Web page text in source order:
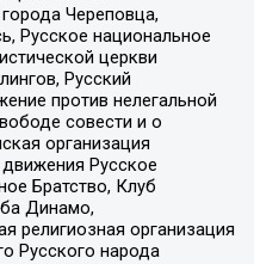
Череповца,
Русское национальное
церкви
Русский
против нелегальной
совести и о
организация
Русское
Братство, Клуб
Динамо,
религиозная организация
Русского народа